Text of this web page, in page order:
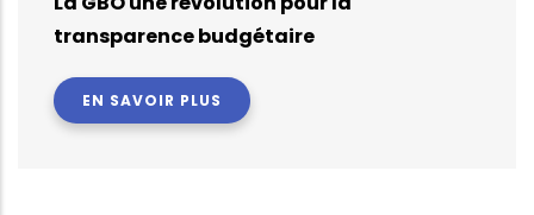
transparence budgétaire
EN SAVOIR PLUS